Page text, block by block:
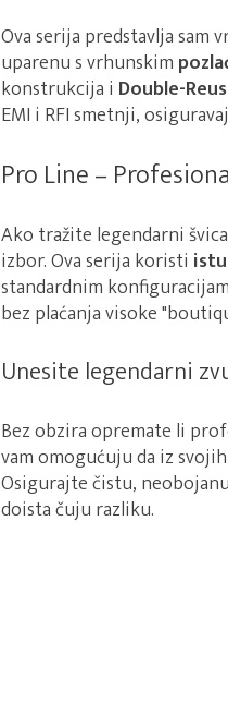
Ova serija predstavlja sam
uparenu s vrhunskim
konstrukcija i Double-
EMI i RFI smetnji,
Pro Line –
Ako tražite legendarni
izbor. Ova serija koristi
standardnim
bez plaćanja visoke
Unesite legendarni
Bez obzira opremate li
vam omogućuju da iz
Osigurajte čistu,
doista čuju razliku.